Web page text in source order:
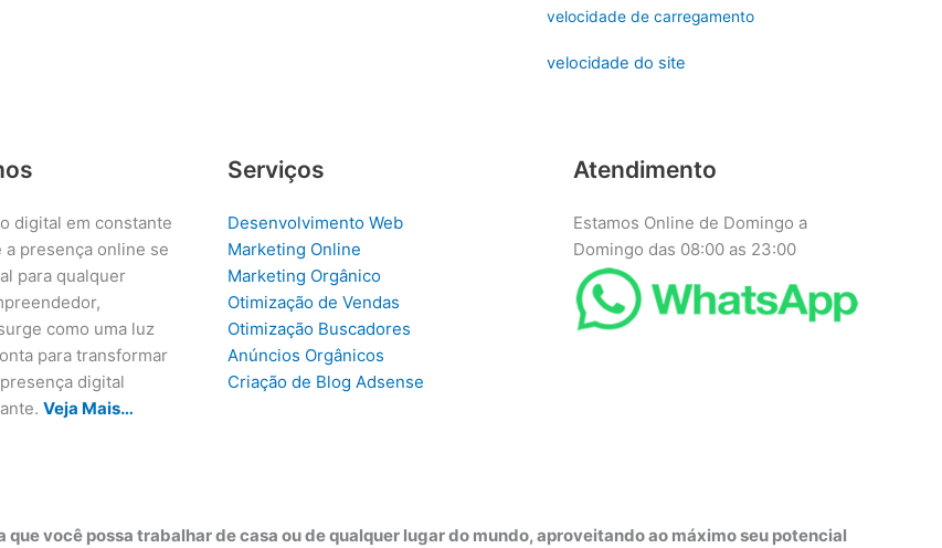
velocidade de carregamento
velocidade do site
digital em constante
a presença online se
para qualquer
como uma luz
para transformar
digital
Veja Mais…
Serviços
Desenvolvimento Web
Marketing Online
Marketing Orgânico
Otimização de Vendas
Otimização Buscadores
Anúncios Orgânicos
Criação de Blog Adsense
Atendimento
Estamos Online de Domingo a
Domingo das 08:00 as 23:00
você possa trabalhar de casa ou de qualquer lugar do mundo, aproveitando ao máximo seu potencial